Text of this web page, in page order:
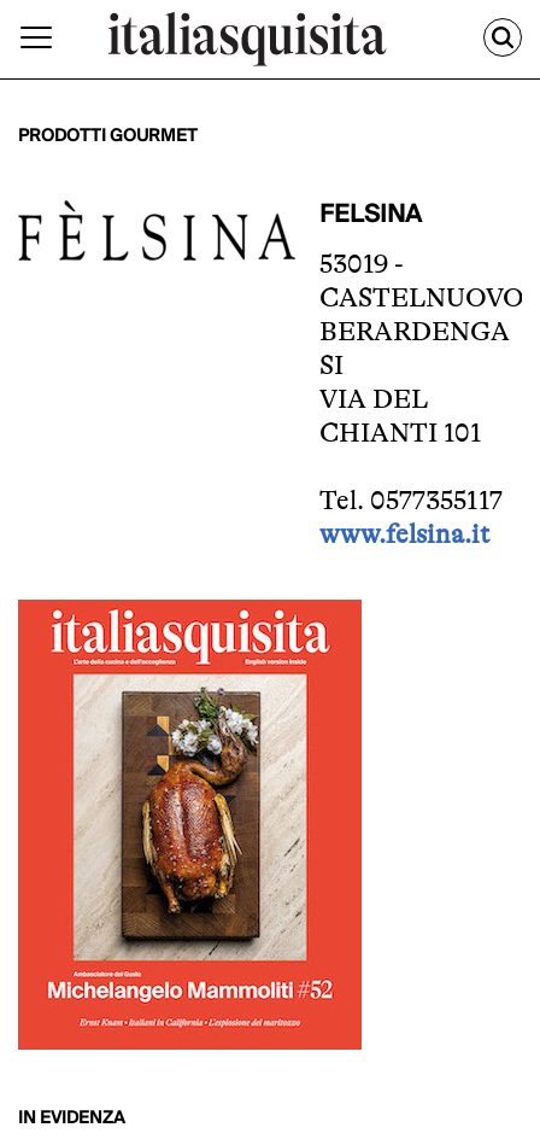
PRODOTTI GOURMET
FELSINA
53019 -
CASTELNUOVO
BERARDENGA
SI
VIA DEL
CHIANTI 101
Tel. 0577355117
www.felsina.it
IN EVIDENZA